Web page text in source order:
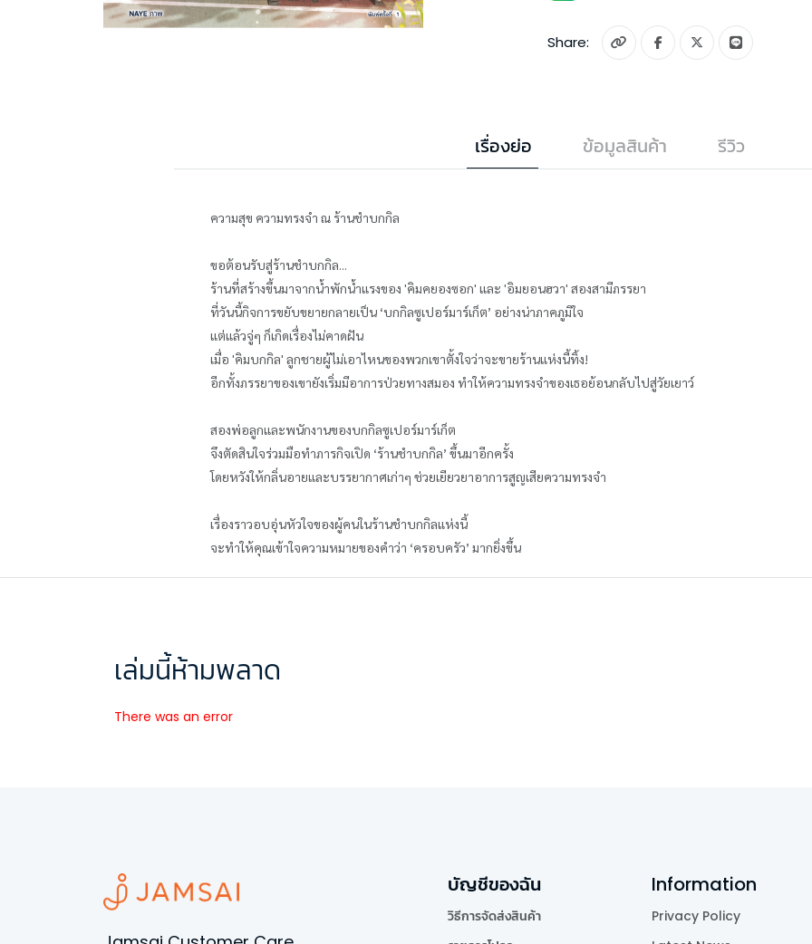
Share:
เรื่องย่อ ข้อมูลสินค้า รีวิว
ความสุข ความทรงจำ ณ ร้านชำบกกิล
ขอต้อนรับสู่ร้านชำบกกิล...
ร้านที่สร้างขึ้นมาจากน้ำพักน้ำแรงของ 'คิมคยองซอก' และ 'อิมยอนฮวา' สองสามีภรรยา
ที่วันนี้กิจการขยับขยายกลายเป็น ‘บกกิลซูเปอร์มาร์เก็ต’ อย่างน่าภาคภูมิใจ
แต่แล้วจู่ๆ ก็เกิดเรื่องไม่คาดฝัน
เมื่อ 'คิมบกกิล' ลูกชายผู้ไม่เอาไหนของพวกเขาตั้งใจว่าจะขายร้านแห่งนี้ทิ้ง!
อีกทั้งภรรยาของเขายังเริ่มมีอาการป่วยทางสมอง ทำให้ความทรงจำของเธอย้อนกลับไปสู่วัยเยาว์
สองพ่อลูกและพนักงานของบกกิลซูเปอร์มาร์เก็ต
จึงตัดสินใจร่วมมือทำภารกิจเปิด ‘ร้านชำบกกิล’ ขึ้นมาอีกครั้ง
โดยหวังให้กลิ่นอายและบรรยากาศเก่าๆ ช่วยเยียวยาอาการสูญเสียความทรงจำ
เรื่องราวอบอุ่นหัวใจของผู้คนในร้านชำบกกิลแห่งนี้
จะทำให้คุณเข้าใจความหมายของคำว่า ‘ครอบครัว’ มากยิ่งขึ้น
เล่มนี้ห้ามพลาด
There was an error
บัญชีของฉัน
วิธีการจัดส่งสินค้า
Information
Privacy Policy